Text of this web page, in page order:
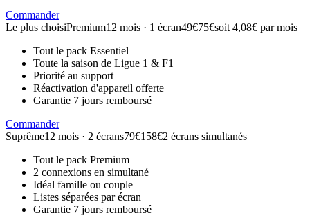
Commander
Le plus choisiPremium12 mois · 1 écran49€75€soit 4,08€ par mois
Tout le pack Essentiel
Toute la saison de Ligue 1 & F1
Priorité au support
Réactivation d'appareil offerte
Garantie 7 jours remboursé
Commander
Suprême12 mois · 2 écrans79€158€2 écrans simultanés
Tout le pack Premium
2 connexions en simultané
Idéal famille ou couple
Listes séparées par écran
Garantie 7 jours remboursé